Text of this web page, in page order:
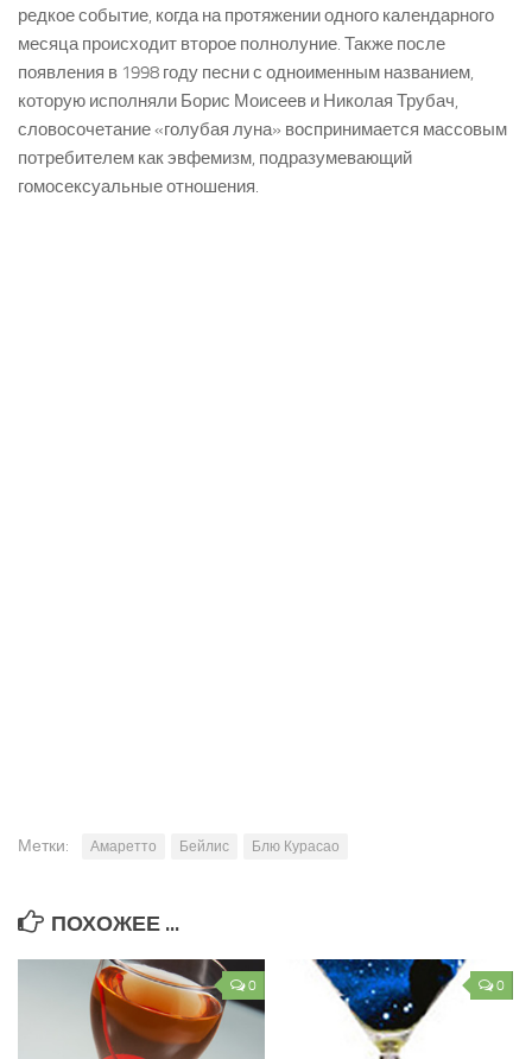
редкое событие, когда на протяжении одного календарного
месяца происходит второе полнолуние. Также после
появления в 1998 году песни с одноименным названием,
которую исполняли Борис Моисеев и Николая Трубач,
словосочетание «голубая луна» воспринимается массовым
потребителем как эвфемизм, подразумевающий
гомосексуальные отношения.
Метки: Амаретто Бейлис Блю Курасао
ПОХОЖЕЕ ...
0 0